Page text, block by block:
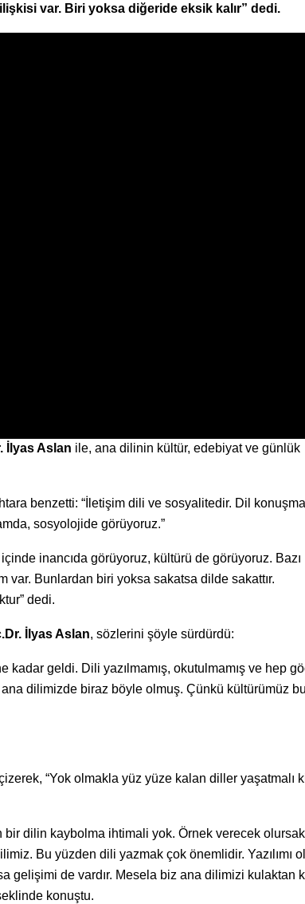
var. Biri yoksa diğeride eksik kalır” dedi.
İlyas Aslan ile, ana dilinin kültür, edebiyat ve günlük
benzetti: “İletişim dili ve sosyalitedir. Dil
sosyolojide görüyoruz.”
inancıda görüyoruz, kültürü de görüyoruz. Bazı
var. Bunlardan biri yoksa sakatsa dilde sakattır.
dedi.
İlyas Aslan, sözlerini şöyle sürdürdü:
geldi. Dili yazılmamış, okutulmamış ve hep
ana dilimizde biraz böyle olmuş. Çünkü kültürümüz
“Yok olmakla yüz yüze kalan diller yaşatmalı
bir dilin kaybolma ihtimali yok. Örnek verecek olursak
Bu yüzden dili yazmak çok önemlidir. Yazılımı
gelişimi de vardır. Mesela biz ana dilimizi kulaktan
konuştu.